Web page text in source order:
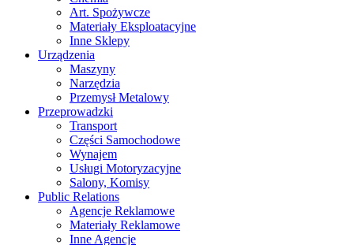
Art. Spożywcze
Materiały Eksploatacyjne
Inne Sklepy
Urządzenia
Maszyny
Narzędzia
Przemysł Metalowy
Przeprowadzki
Transport
Części Samochodowe
Wynajem
Usługi Motoryzacyjne
Salony, Komisy
Public Relations
Agencje Reklamowe
Materiały Reklamowe
Inne Agencje